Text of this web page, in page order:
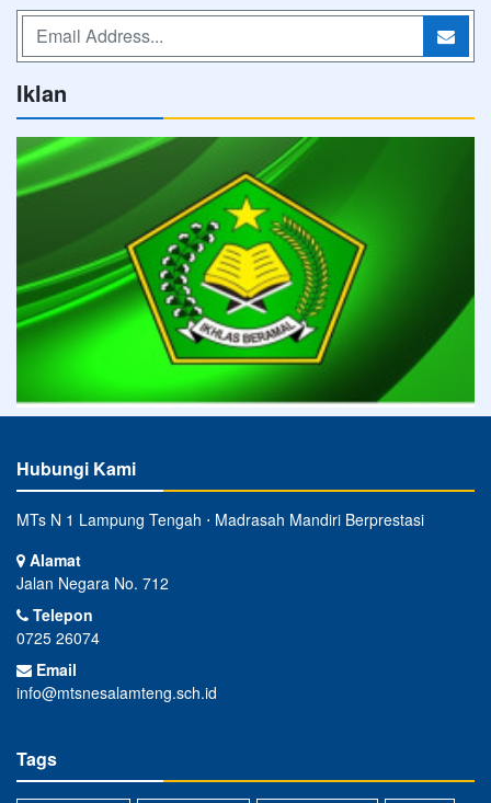
Iklan
Hubungi Kami
MTs N 1 Lampung Tengah ⋅ Madrasah Mandiri Berprestasi
Alamat
Jalan Negara No. 712
Telepon
0725 26074
Email
info@mtsnesalamteng.sch.id
Tags